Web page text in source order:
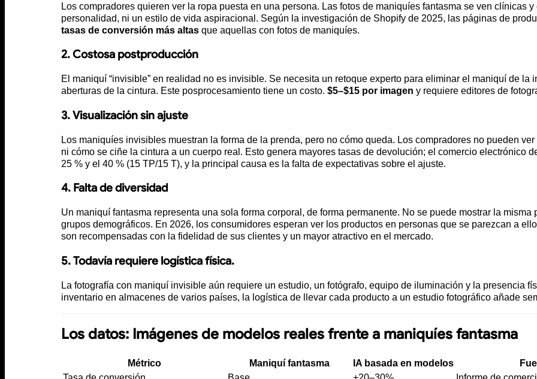
Los compradores quieren ver la ropa puesta en una persona. Las fotos de maniquíes fantasma se ven clínicas
personalidad, ni un estilo de vida aspiracional. Según la investigación de Shopify de 2025, las páginas de
tasas de conversión más altas que aquellas con fotos de maniquíes.
2. Costosa postproducción
El maniquí “invisible” en realidad no es invisible. Se necesita un retoque experto para eliminar el maniquí de
aberturas de la cintura. Este posprocesamiento tiene un costo. $5–$15 por imagen y requiere editores de
3. Visualización sin ajuste
Los maniquíes invisibles muestran la forma de la prenda, pero no cómo queda. Los compradores no pueden
ni cómo se ciñe la cintura a un cuerpo real. Esto genera mayores tasas de devolución; el comercio electrónico
25 % y el 40 % (15 TP/15 T), y la principal causa es la falta de expectativas sobre el ajuste.
4. Falta de diversidad
Un maniquí fantasma representa una sola forma corporal, de forma permanente. No se puede mostrar la
grupos demográficos. En 2026, los consumidores esperan ver los productos en personas que se parezcan a
son recompensadas con la fidelidad de sus clientes y un mayor atractivo en el mercado.
5. Todavía requiere logística física.
La fotografía con maniquí invisible aún requiere un estudio, un fotógrafo, equipo de iluminación y la presencia
inventario en almacenes de varios países, la logística de llevar cada producto a un estudio fotográfico añade
Los datos: Imágenes de modelos reales frente a maniquíes fantasma
Métrico Maniquí fantasma IA basada en modelos